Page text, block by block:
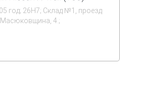
год; 26Н7; Склад №1, проезд
Масюковщина, 4.;